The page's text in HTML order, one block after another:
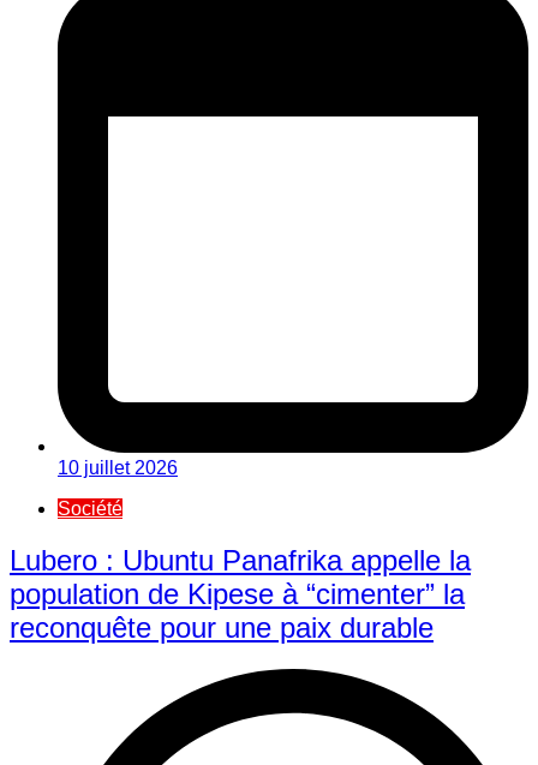
10 juillet 2026
Société
Lubero : Ubuntu Panafrika appelle la
population de Kipese à “cimenter” la
reconquête pour une paix durable